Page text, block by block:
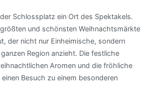
Schlossplatz ein Ort des Spektakels.
und schönsten Weihnachtsmärkte
der nicht nur Einheimische, sondern
Region anzieht. Die festliche
Aromen und die fröhliche
Besuch zu einem besonderen